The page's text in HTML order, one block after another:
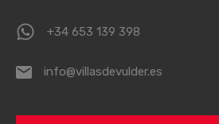
+34 653 139 398
info@villasdevulder.es